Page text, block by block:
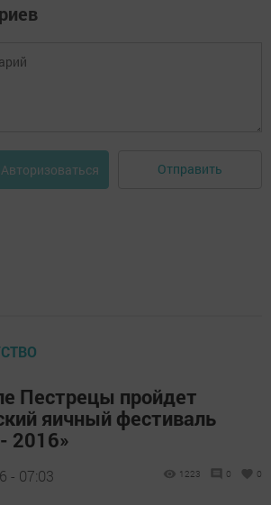
Авторизоваться Отправить
Пестрецы пройдет
яичный фестиваль
2016»
- 07:03 1223 0 0